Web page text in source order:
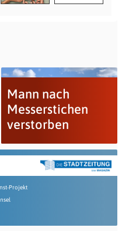
Mann nach
Messerstichen
verstorben
Projekt